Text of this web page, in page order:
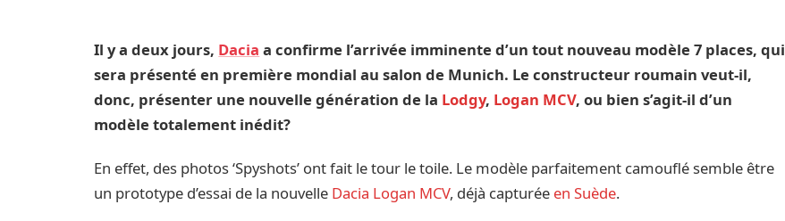
Il y a deux jours, Dacia a confirme l’arrivée imminente d’un tout nouveau modèle 7 places, qui
sera présenté en première mondial au salon de Munich. Le constructeur roumain veut-il,
donc, présenter une nouvelle génération de la Lodgy, Logan MCV, ou bien s’agit-il d’un
modèle totalement inédit?
En effet, des photos ‘Spyshots’ ont fait le tour le toile. Le modèle parfaitement camouflé semble être
un prototype d’essai de la nouvelle Dacia Logan MCV, déjà capturée en Suède.